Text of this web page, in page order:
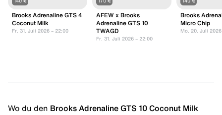
Brooks Adrenaline GTS 4
Coconut Milk
Fr. 31. Juli 2026 – 22:00
AFEW x Brooks
Adrenaline GTS 10
TWAGD
Fr. 31. Juli 2026 – 22:00
Brooks
Micro Chip
Mo. 20. Juli
Wo du den Brooks Adrenaline GTS 10 Coconut Milk